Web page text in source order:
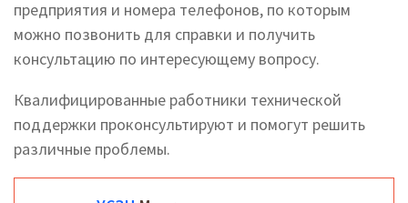
предприятия и номера телефонов, по которым
можно позвонить для справки и получить
консультацию по интересующему вопросу.
Квалифицированные работники технической
поддержки проконсультируют и помогут решить
различные проблемы.